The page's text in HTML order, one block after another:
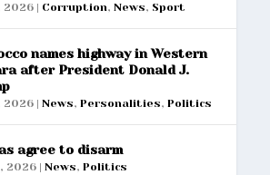
2026 | Corruption,News, Sport
names highway in Western
after President Donald J.
2026 |News,Personalities,Politics
agree to disarm
2026 |News,Politics